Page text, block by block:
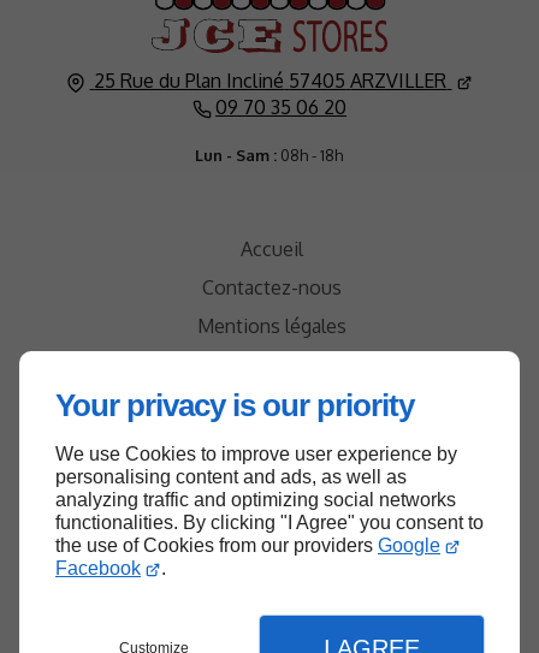
Your privacy is our priority
We use Cookies to improve user experience by
personalising content and ads, as well as
analyzing traffic and optimizing social networks
functionalities. By clicking "I Agree" you consent to
the use of Cookies from our providers Google
Facebook
.
Customize
25 Rue du Plan Incliné 57405 ARZVILLER
09 70 35 06 20
Lun - Sam : 08h - 18h
Accueil
Contactez-nous
Mentions légales
Haut de page